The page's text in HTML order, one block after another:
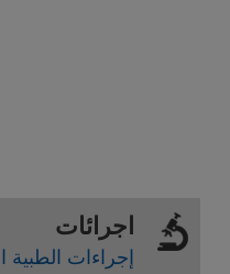
طب القلب و
اجرائات
إجراءات الطبية